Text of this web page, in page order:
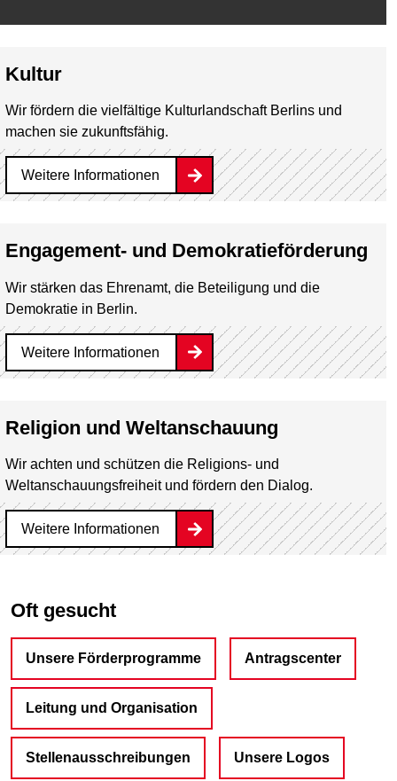
Kultur
Wir fördern die vielfältige Kulturlandschaft Berlins und
machen sie zukunftsfähig.
Weitere Informationen
Engagement- und Demokratieförderung
Wir stärken das Ehrenamt, die Beteiligung und die
Demokratie in Berlin.
Weitere Informationen
Religion und Weltanschauung
Wir achten und schützen die Religions- und
Weltanschauungsfreiheit und fördern den Dialog.
Weitere Informationen
Oft gesucht
Unsere Förderprogramme Antragscenter
Leitung und Organisation
Stellenausschreibungen Unsere Logos